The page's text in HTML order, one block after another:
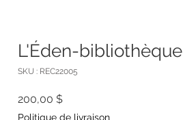
L'Éden-bibliothèque
SKU : REC22005
200,00 $Prix
Politique de livraison